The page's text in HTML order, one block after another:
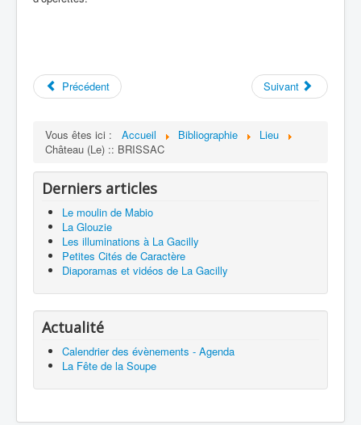
Précédent Suivant
Vous êtes ici : Accueil Bibliographie
Lieu
Château (Le) :: BRISSAC
Derniers articles
Le moulin de Mabio
La Glouzie
Les illuminations à La Gacilly
Petites Cités de Caractère
Diaporamas et vidéos de La Gacilly
Actualité
Calendrier des évènements - Agenda
La Fête de la Soupe